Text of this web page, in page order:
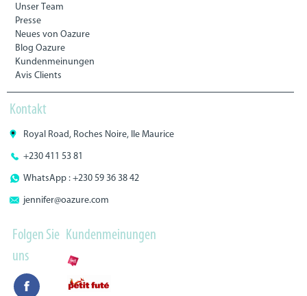
Unser Team
Presse
Neues von Oazure
Blog Oazure
Kundenmeinungen
Avis Clients
Kontakt
Royal Road, Roches Noire, Ile Maurice
+230 411 53 81
WhatsApp : +230 59 36 38 42
jennifer@oazure.com
Folgen Sie
uns
Kundenmeinungen